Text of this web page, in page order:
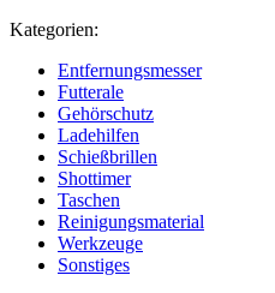
Kategorien:
Entfernungsmesser
Futterale
Gehörschutz
Ladehilfen
Schießbrillen
Shottimer
Taschen
Reinigungsmaterial
Werkzeuge
Sonstiges